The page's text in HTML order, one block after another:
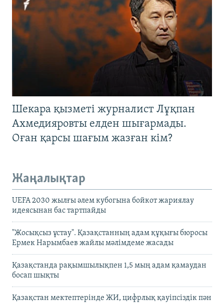
Шекара қызметі журналист Лұқпан
Ахмедияровты елден шығармады.
Оған қарсы шағым жазған кім?
Жаңалықтар
UEFA 2030 жылғы әлем кубогына бойкот жариялау
идеясынан бас тартпайды
"Жосықсыз ұстау". Қазақстанның адам құқығы бюросы
Ермек Нарымбаев жайлы мәлімдеме жасады
Қазақстанда рақымшылықпен 1,5 мың адам қамаудан
босап шықты
Қазақстан мектептерінде ЖИ, цифрлық қауіпсіздік пән